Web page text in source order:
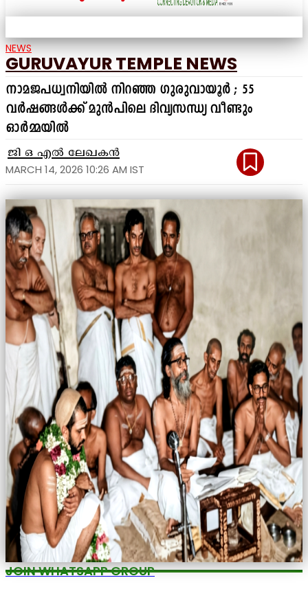
NEWS
GURUVAYUR TEMPLE NEWS
നാമജപധ്വനിയിൽ നിറഞ്ഞ ഗുരുവായൂർ ; 55
വർഷങ്ങൾക്ക് മുൻപിലെ ദിവ്യസന്ധ്യ വീണ്ടും
ഓർമ്മയിൽ
ജി ഒ എൽ ലേഖകൻ
MARCH 14, 2026 10:26 AM IST
JOIN WHATSAPP GROUP